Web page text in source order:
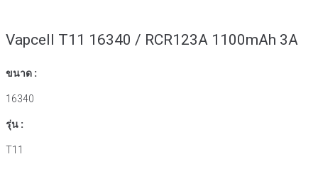
Vapcell T11 16340 / RCR123A 1100mAh 3A
ขนาด :
16340
รุ่น :
T11